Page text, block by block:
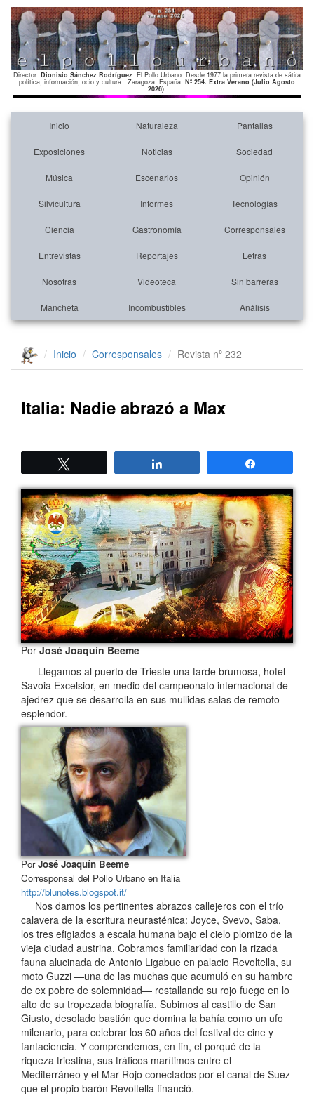
Director: Dionisio Sánchez Rodríguez. El Pollo Urbano. Desde 1977 la primera revista de sátira
política, información, ocio y cultura . Zaragoza. España. Nº 254. Extra Verano (Julio Agosto
2026).
Inicio Naturaleza Pantallas
Exposiciones Noticias Sociedad
Música Escenarios Opinión
Silvicultura Informes Tecnologías
Ciencia Gastronomía Corresponsales
Entrevistas Reportajes Letras
Nosotras Videoteca Sin barreras
Mancheta Incombustibles Análisis
Inicio Corresponsales Revista nº 232
Italia: Nadie abrazó a Max
PorJosé Joaquín Beeme
Llegamos al puerto de Trieste una tarde brumosa, hotel
Savoia Excelsior, en medio del campeonato internacional de
ajedrez que se desarrolla en sus mullidas salas de remoto
esplendor.
PorJosé Joaquín Beeme
Corresponsal del Pollo Urbano en Italia
http://blunotes.blogspot.it/
Nos damos los pertinentes abrazos callejeros con el trío
calavera de la escritura neurasténica: Joyce, Svevo, Saba,
los tres efigiados a escala humana bajo el cielo plomizo de la
vieja ciudad austrina. Cobramos familiaridad con la rizada
fauna alucinada de Antonio Ligabue en palacio Revoltella, su
moto Guzzi —una de las muchas que acumuló en su hambre
de ex pobre de solemnidad— restallando su rojo fuego en lo
alto de su tropezada biografía. Subimos al castillo de San
Giusto, desolado bastión que domina la bahía como un ufo
milenario, para celebrar los 60 años del festival de cine y
fantaciencia. Y comprendemos, en fin, el porqué de la
riqueza triestina, sus tráficos marítimos entre el
Mediterráneo y el Mar Rojo conectados por el canal de Suez
que el propio barón Revoltella financió.